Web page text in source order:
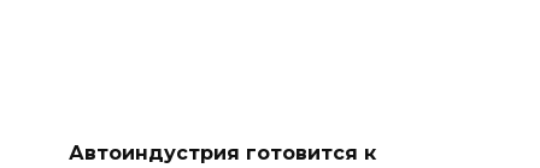
Автоиндустрия готовится к